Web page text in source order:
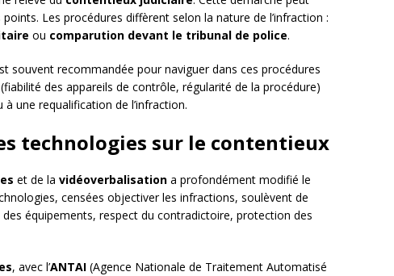
Les procédures diffèrent selon la nature de l’infraction :
ou comparution devant le tribunal de police.
souvent recommandée pour naviguer dans ces procédures
des appareils de contrôle, régularité de la procédure)
une requalification de l’infraction.
technologies sur le contentieux
et de la vidéoverbalisation a profondément modifié le
censées objectiver les infractions, soulèvent de
équipements, respect du contradictoire, protection des
, avec l’ANTAI (Agence Nationale de Traitement Automatisé